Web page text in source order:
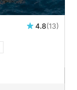
4.8(13)